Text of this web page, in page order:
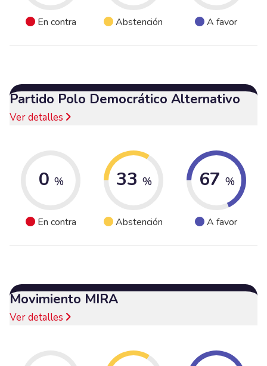
En contra Abstención A favor
Partido Polo Democrático Alternativo
Ver detalles
0 %
En contra
33 %
Abstención
67 %
A favor
Movimiento MIRA
Ver detalles